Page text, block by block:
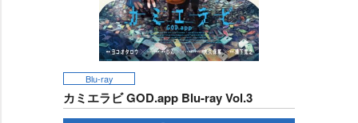
Blu-ray
カミエラビ GOD.app Blu-ray Vol.3